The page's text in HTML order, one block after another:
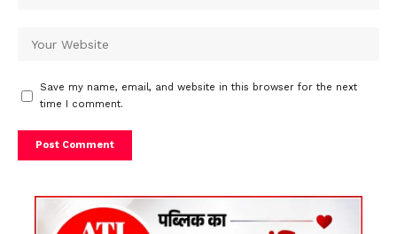
Save my name, email, and website in this browser for the next
time I comment.